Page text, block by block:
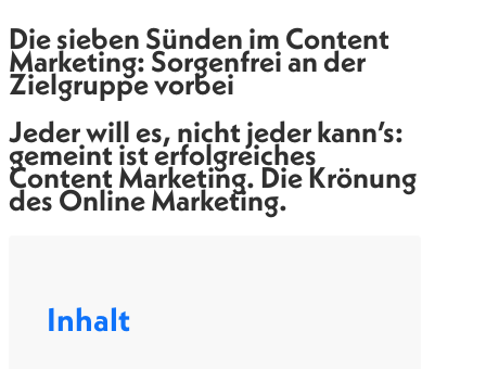
Die sieben Sünden im Content
Marketing: Sorgenfrei an der
Zielgruppe vorbei
Jeder will es, nicht jeder kann’s:
gemeint ist erfolgreiches
Content Marketing. Die Krönung
des Online Marketing.
Inhalt